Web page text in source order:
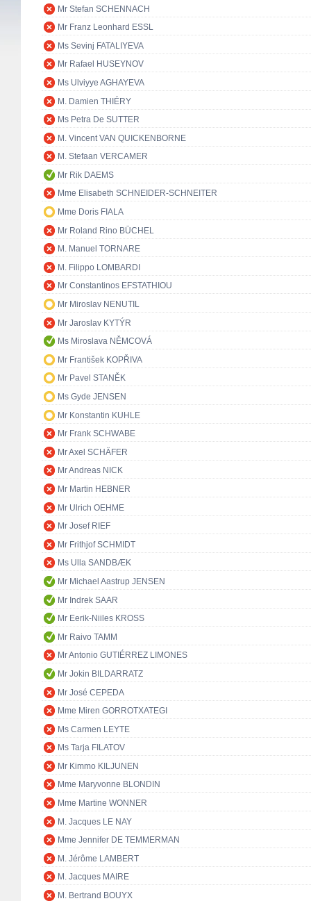
Mr Stefan SCHENNACH
Mr Franz Leonhard ESSL
Ms Sevinj FATALIYEVA
Mr Rafael HUSEYNOV
Ms Ulviyye AGHAYEVA
M. Damien THIÉRY
Ms Petra De SUTTER
M. Vincent VAN QUICKENBORNE
M. Stefaan VERCAMER
Mr Rik DAEMS
Mme Elisabeth SCHNEIDER-SCHNEITER
Mme Doris FIALA
Mr Roland Rino BÜCHEL
M. Manuel TORNARE
M. Filippo LOMBARDI
Mr Constantinos EFSTATHIOU
Mr Miroslav NENUTIL
Mr Jaroslav KYTÝR
Ms Miroslava NĚMCOVÁ
Mr František KOPŘIVA
Mr Pavel STANĚK
Ms Gyde JENSEN
Mr Konstantin KUHLE
Mr Frank SCHWABE
Mr Axel SCHÄFER
Mr Andreas NICK
Mr Martin HEBNER
Mr Ulrich OEHME
Mr Josef RIEF
Mr Frithjof SCHMIDT
Ms Ulla SANDBÆK
Mr Michael Aastrup JENSEN
Mr Indrek SAAR
Mr Eerik-Niiles KROSS
Mr Raivo TAMM
Mr Antonio GUTIÉRREZ LIMONES
Mr Jokin BILDARRATZ
Mr José CEPEDA
Mme Miren GORROTXATEGI
Ms Carmen LEYTE
Ms Tarja FILATOV
Mr Kimmo KILJUNEN
Mme Maryvonne BLONDIN
Mme Martine WONNER
M. Jacques LE NAY
Mme Jennifer DE TEMMERMAN
M. Jérôme LAMBERT
M. Jacques MAIRE
M. Bertrand BOUYX